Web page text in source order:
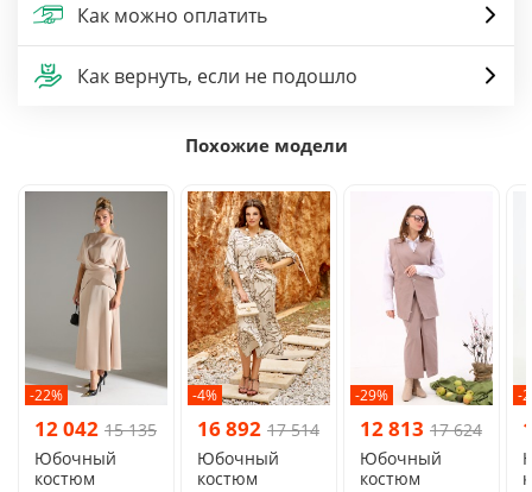
Как можно оплатить
Как вернуть, если не подошло
Похожие модели
-22%
12 042 15 135
Юбочный
костюм
-4%
16 892 17 514
Юбочный
костюм
-29%
12 813 17 624
Юбочный
костюм
-